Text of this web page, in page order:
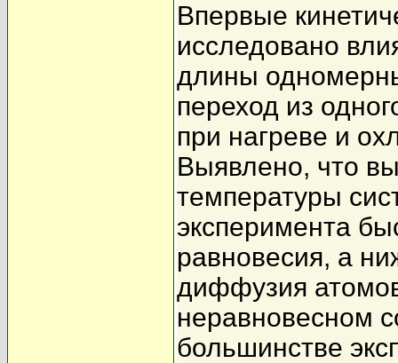
Впервые
исследовано
длины
переход из
при нагреве и
Выявлено, что
температуры
эксперимента
равновесия, а
диффузия
неравновесном
большинстве